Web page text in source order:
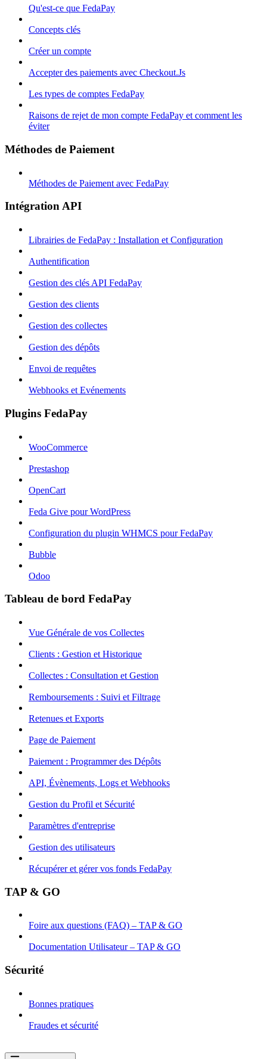
Qu'est-ce que FedaPay
Concepts clés
Créer un compte
Accepter des paiements avec Checkout.Js
Les types de comptes FedaPay
Raisons de rejet de mon compte FedaPay et comment les
éviter
Méthodes de Paiement
Méthodes de Paiement avec FedaPay
Intégration API
Librairies de FedaPay : Installation et Configuration
Authentification
Gestion des clés API FedaPay
Gestion des clients
Gestion des collectes
Gestion des dépôts
Envoi de requêtes
Webhooks et Evénements
Plugins FedaPay
WooCommerce
Prestashop
OpenCart
Feda Give pour WordPress
Configuration du plugin WHMCS pour FedaPay
Bubble
Odoo
Tableau de bord FedaPay
Vue Générale de vos Collectes
Clients : Gestion et Historique
Collectes : Consultation et Gestion
Remboursements : Suivi et Filtrage
Retenues et Exports
Page de Paiement
Paiement : Programmer des Dépôts
API, Évènements, Logs et Webhooks
Gestion du Profil et Sécurité
Paramètres d'entreprise
Gestion des utilisateurs
Récupérer et gérer vos fonds FedaPay
TAP & GO
Foire aux questions (FAQ) – TAP & GO
Documentation Utilisateur – TAP & GO
Sécurité
Bonnes pratiques
Fraudes et sécurité